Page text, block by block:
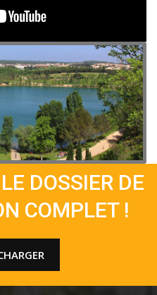
DOSSIER DE
COMPLET !